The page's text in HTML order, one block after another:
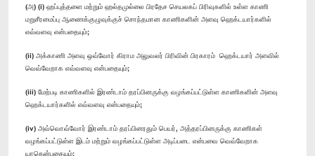
(அ) (i) ஹப்புத்தளை மற்றும் ஹல்தமுல்லை பிரதேச செயலகப் பிரிவுகளில் உள்ள காணி
மறுசீரமைப்பு ஆணைக்குழுவுக்குச் சொந்தமான காணிகளின் அளவு ஹெக்டயார்களில் ​
எவ்வளவு என்பதையும்;
(ii) அக்காணி அளவு ஒவ்வோர் கிராம அலுவலர் பிரிவின் பிரகாரம் ​ ஹெக்டயார் அளவில்​
வெவ்வேறாக எவ்வளவு என்பதையும்;
(iii) மேற்படி காணிகளில் இரண்டாம் தரப்பினருக்கு வழங்கப்பட்டுள்ள காணிகளின் அளவு
ஹெக்டயார்களில் ​எவ்வளவு என்பதையும்;
(iv) அவ்வொவ்வோர் இரண்டாம் தரப்பினரதும் பெயர், அத்தரப்பினருக்கு காணிகள்
வழங்கப்பட்டுள்ள இடம் மற்றும் வழங்கப்பட்டுள்ள அடிப்படை என்பவை வெவ்வேறாக
யாதென்பதையும்;